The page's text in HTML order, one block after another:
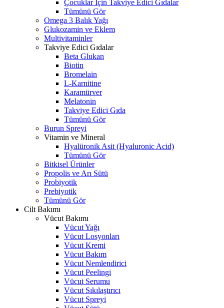
Çocuklar İçin Takviye Edici Gıdalar
Tümünü Gör
Omega 3 Balık Yağı
Glukozamin ve Eklem
Multivitaminler
Takviye Edici Gıdalar
Beta Glukan
Biotin
Bromelain
L-Karnitine
Karamürver
Melatonin
Takviye Edici Gıda
Tümünü Gör
Burun Spreyi
Vitamin ve Mineral
Hyalüronik Asit (Hyaluronic Acid)
Tümünü Gör
Bitkisel Ürünler
Propolis ve Arı Sütü
Probiyotik
Prebiyotik
Tümünü Gör
Cilt Bakımı
Vücut Bakımı
Vücut Yağı
Vücut Losyonları
Vücut Kremi
Vücut Bakım
Vücut Nemlendirici
Vücut Peelingi
Vücut Serumu
Vücut Sıkılaştırıcı
Vücut Spreyi